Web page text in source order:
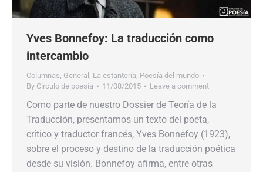
Yves Bonnefoy: La traducción como
intercambio
Columnas, General , La estantería, Poesía del mundo
By Círculo de poesía 11/08/2015 Leave a comment
Como parte de nuestro Dossier de Teoría de la
Traducción, presentamos un texto del poeta,
crítico y traductor francés, Yves Bonnefoy (1923),
sobre el proceso y destino de la traducción poética
desde su visión. Bonnefoy afirma, entre otras